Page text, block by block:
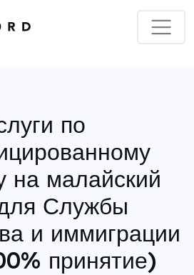
по
на малайский
Службы
и иммиграции
принятие)